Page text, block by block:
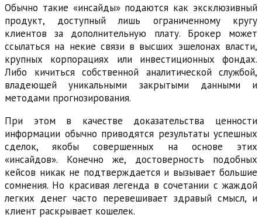
Обычно такие «инсайды» подаются как эксклюзивный
продукт, доступный лишь ограниченному кругу
клиентов за дополнительную плату. Брокер может
ссылаться на некие связи в высших эшелонах власти,
крупных корпорациях или инвестиционных фондах.
Либо кичиться собственной аналитической службой,
владеющей уникальными закрытыми данными и
методами прогнозирования.
При этом в качестве доказательства ценности
информации обычно приводятся результаты успешных
сделок, якобы совершенных на основе этих
«инсайдов». Конечно же, достоверность подобных
кейсов никак не подтверждается и вызывает большие
сомнения. Но красивая легенда в сочетании с жаждой
легких денег часто перевешивает здравый смысл, и
клиент раскрывает кошелек.